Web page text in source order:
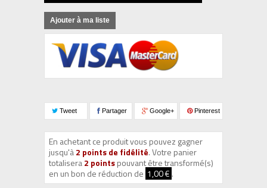
Ajouter à ma liste
Tweet Partager Google+ Pinterest
En achetant ce produit vous pouvez gagner
jusqu'à2 points de fidélité. Votre panier
totalisera2 pointspouvant être transformé(s)
en un bon de réduction de 1,00 € .